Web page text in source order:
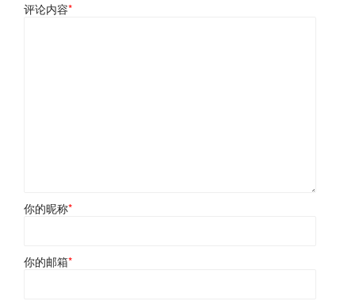
评论内容*
你的昵称*
你的邮箱*